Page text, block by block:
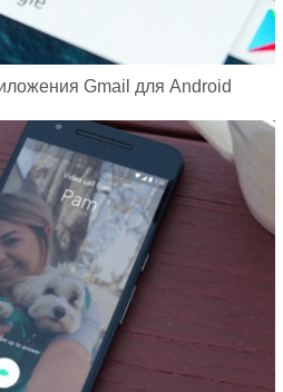
Gmail для Android